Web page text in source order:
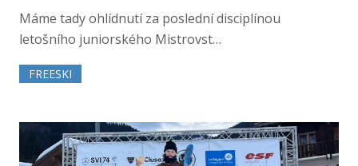
Máme tady ohlídnutí za poslední disciplínou
letošního juniorského Mistrovst…
FREESKI